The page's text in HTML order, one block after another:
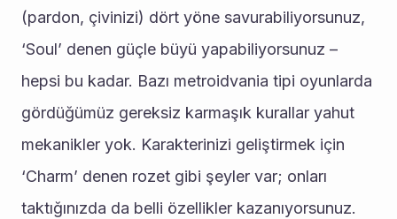
(pardon, çivinizi) dört yöne savurabiliyorsunuz,
‘Soul’ denen güçle büyü yapabiliyorsunuz –
hepsi bu kadar. Bazı metroidvania tipi oyunlarda
gördüğümüz gereksiz karmaşık kurallar yahut
mekanikler yok. Karakterinizi geliştirmek için
‘Charm’ denen rozet gibi şeyler var; onları
taktığınızda da belli özellikler kazanıyorsunuz.